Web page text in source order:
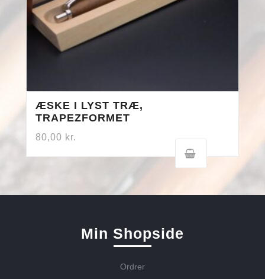
ÆSKE I LYST TRÆ,
TRAPEZFORMET
80,00 kr.
Min Shopside
Ordrer